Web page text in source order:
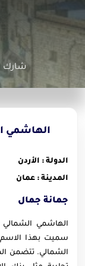
شارك
الهاشمي
الدولة : الأردن
المدينة : عمان
جمانة جمال
الهاشمي
سميت بهذا الاسم
الشمالي. تتضمن